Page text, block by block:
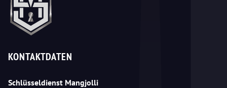
KONTAKTDATEN
Schlüsseldienst Mangjolli